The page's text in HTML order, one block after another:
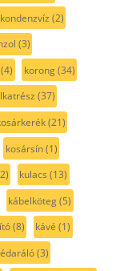
kondenzvíz (2)
(3)
(4) korong(34)
(37)
(21)
kosársín(1)
kulacs (13)
kábelköteg(5)
(8) kávé (1)
(3)